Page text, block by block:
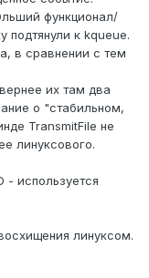
функционал/
подтянули к kqueue.
в сравнении с тем
их там два
о "стабильном,
TransmitFile не
линуксового.
- используется
линуксом.